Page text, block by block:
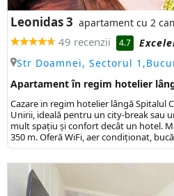
Leonidas 3 apartament cu 2
49 recenzii 4.7
Str Doamnei, Sectorul
Apartament în regim hotelier
Cazare in regim hotelier lângă Spitalul
Unirii, ideală pentru un city-break sau
mult spațiu și confort decât un hotel.
350 m. Oferă WiFi, aer condiționat,